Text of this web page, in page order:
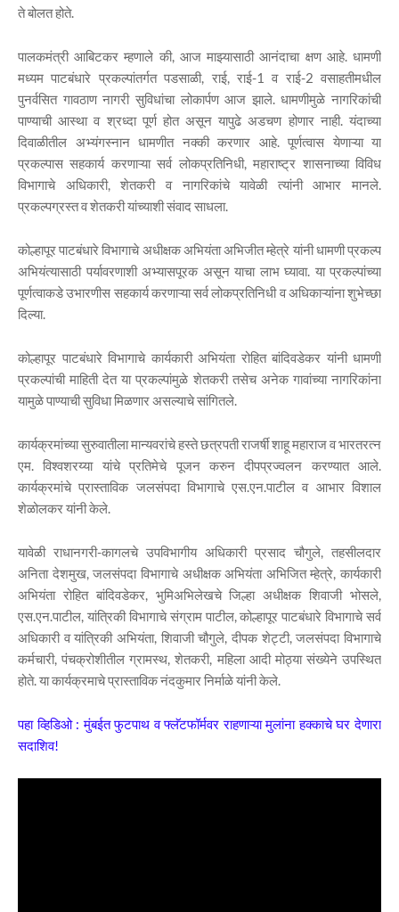
ते बोलत होते.
पालकमंत्री आबिटकर म्हणाले की, आज माझ्यासाठी आनंदाचा क्षण आहे. धामणी
मध्यम पाटबंधारे प्रकल्पांतर्गत पडसाळी, राई, राई-1 व राई-2 वसाहतीमधील
पुनर्वसित गावठाण नागरी सुविधांचा लोकार्पण आज झाले. धामणीमुळे नागरिकांची
पाण्याची आस्था व श्रध्दा पूर्ण होत असून यापुढे अडचण होणार नाही. यंदाच्या
दिवाळीतील अभ्यंगस्नान धामणीत नक्की करणार आहे. पूर्णत्वास येणाऱ्या या
प्रकल्पास सहकार्य करणाऱ्या सर्व लोकप्रतिनिधी, महाराष्ट्र शासनाच्या विविध
विभागाचे अधिकारी, शेतकरी व नागरिकांचे यावेळी त्यांनी आभार मानले.
प्रकल्पग्रस्त व शेतकरी यांच्याशी संवाद साधला.
कोल्हापूर पाटबंधारे विभागाचे अधीक्षक अभियंता अभिजीत म्हेत्रे यांनी धामणी प्रकल्प
अभियंत्यासाठी पर्यावरणाशी अभ्यासपूरक असून याचा लाभ घ्यावा. या प्रकल्पांच्या
पूर्णत्वाकडे उभारणीस सहकार्य करणाऱ्या सर्व लोकप्रतिनिधी व अधिकाऱ्यांना शुभेच्छा
दिल्या.
कोल्हापूर पाटबंधारे विभागाचे कार्यकारी अभियंता रोहित बांदिवडेकर यांनी धामणी
प्रकल्पांची माहिती देत या प्रकल्पांमुळे शेतकरी तसेच अनेक गावांच्या नागरिकांना
यामुळे पाण्याची सुविधा मिळणार असल्याचे सांगितले.
कार्यक्रमांच्या सुरुवातीला मान्यवरांचे हस्ते छत्रपती राजर्षी शाहू महाराज व भारतरत्न
एम. विश्वशरय्या यांचे प्रतिमेचे पूजन करुन दीपप्रज्वलन करण्यात आले.
कार्यक्रमांचे प्रास्ताविक जलसंपदा विभागाचे एस.एन.पाटील व आभार विशाल
शेळोलकर यांनी केले.
यावेळी राधानगरी-कागलचे उपविभागीय अधिकारी प्रसाद चौगुले, तहसीलदार
अनिता देशमुख, जलसंपदा विभागाचे अधीक्षक अभियंता अभिजित म्हेत्रे, कार्यकारी
अभियंता रोहित बांदिवडेकर, भुमिअभिलेखचे जिल्हा अधीक्षक शिवाजी भोसले,
एस.एन.पाटील, यांत्रिकी विभागाचे संग्राम पाटील, कोल्हापूर पाटबंधारे विभागाचे सर्व
अधिकारी व यांत्रिकी अभियंता, शिवाजी चौगुले, दीपक शेट्टी, जलसंपदा विभागाचे
कर्मचारी, पंचक्रोशीतील ग्रामस्थ, शेतकरी, महिला आदी मोठ्या संख्येने उपस्थित
होते. या कार्यक्रमाचे प्रास्ताविक नंदकुमार निर्माळे यांनी केले.
पहा व्हिडिओ : मुंबईत फुटपाथ व फ्लॅटफॉर्मवर राहणाऱ्या मुलांना हक्काचे घर देणारा
सदाशिव!